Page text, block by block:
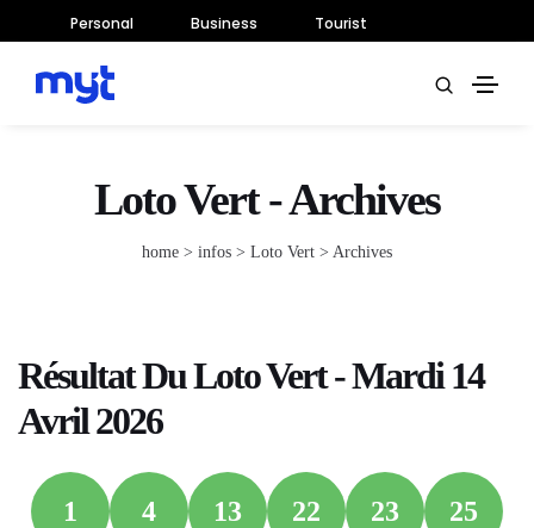
Personal Business Tourist
Loto Vert - Archives
home > infos > Loto Vert > Archives
Résultat Du Loto Vert - Mardi 14
Avril 2026
1 4 13 22 23 25